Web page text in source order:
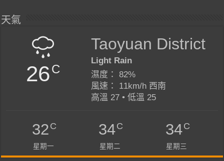
天氣
26C
Taoyuan District
Light Rain
濕度： 82%
風速： 11km/h 西南
高溫 27 • 低溫 25
32C
星期一
34C
星期二
34C
星期三